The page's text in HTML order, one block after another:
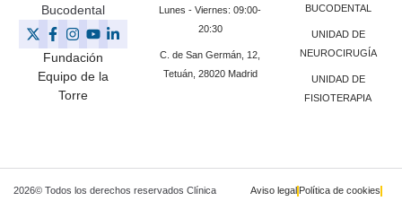
Bucodental
Fundación
Equipo de la
Torre
Lunes - Viernes: 09:00-
20:30
C. de San Germán, 12,
Tetuán, 28020 Madrid
BUCODENTAL
UNIDAD DE
NEUROCIRUGÍA
UNIDAD DE
FISIOTERAPIA
2026© Todos los derechos reservados Clínica Aviso legal Política de cookies